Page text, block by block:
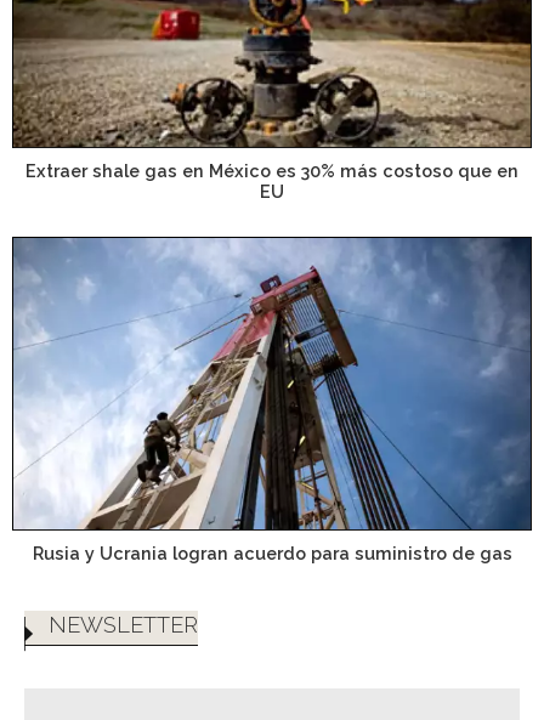
Extraer shale gas en México es 30% más costoso que en
EU
Rusia y Ucrania logran acuerdo para suministro de gas
NEWSLETTER